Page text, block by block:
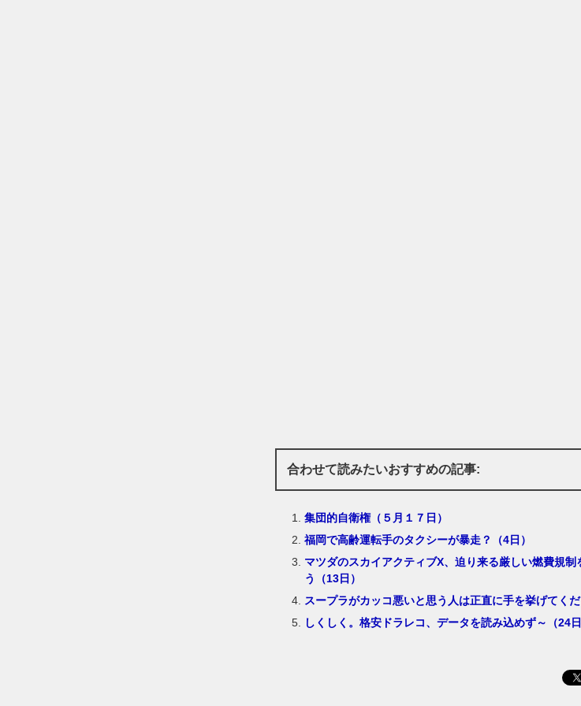
合わせて読みたいおすすめの記事:
集団的自衛権（５月１７日）
福岡で高齢運転手のタクシーが暴走？（4日）
マツダのスカイアクティブX、迫り来る厳しい燃費規制
う（13日）
スープラがカッコ悪いと思う人は正直に手を挙げてくだ
しくしく。格安ドラレコ、データを読み込めず～（24日